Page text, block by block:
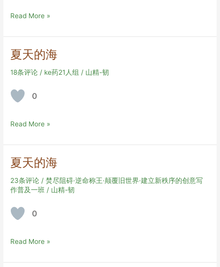
外
的
世
界
Read More »
夏天的海
18条评论 / ke药21人组 / 山精-韧
0
夏
的
海
Read More »
夏天的海
23条评论 /焚尽阻碍·逆命称王·颠覆旧世界·建立新秩序的创意写
作普及一班 / 山精-韧
0
夏
的
Read More »